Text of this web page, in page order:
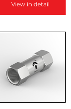
View in detail